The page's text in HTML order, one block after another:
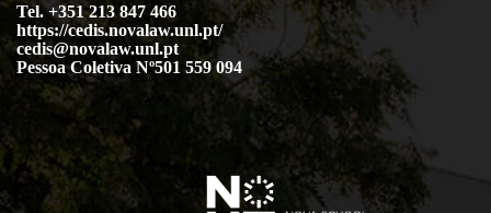
Tel. +351 213 847 466
https://cedis.novalaw.unl.pt/
cedis@novalaw.unl.pt
Pessoa Coletiva Nº501 559 094